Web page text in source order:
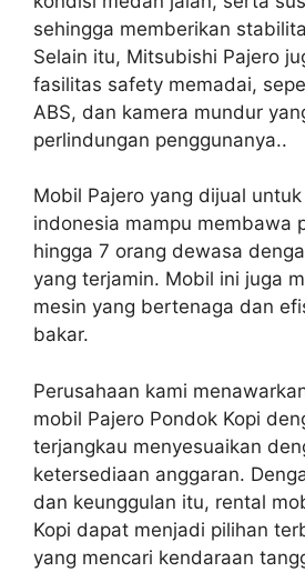
sehingga memberikan
Selain itu, Mitsubishi Pajero
fasilitas safety memadai,
ABS, dan kamera mundur
perlindungan penggunanya..
Mobil Pajero yang dijual
indonesia mampu membawa
hingga 7 orang dewasa
yang terjamin. Mobil ini juga
mesin yang bertenaga dan
bakar.
Perusahaan kami
mobil Pajero Pondok Kopi
terjangkau menyesuaikan
ketersediaan anggaran.
dan keunggulan itu, rental
Kopi dapat menjadi pilihan
yang mencari kendaraan